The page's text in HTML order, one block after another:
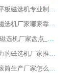
2026永磁平板磁选机专业制造 华体会手机网页版-华体会(中国) 靠谱生产厂家
2026河沙磁选机厂家哪家靠谱?华体会手机网页版-华体会(中国) 优质河沙磁选机厂家推荐
2026 干选磁选机厂家盘点_华体会手机网页版-华体会(中国) 靠谱品牌选型指南
2026有实力的磁选机厂家推荐_华体会手机网页版-华体会(中国) _行业标杆与优质厂商盘点
2026强磁滚筒生产厂家怎么选?行业口碑推荐华体会手机网页版-华体会(中国)